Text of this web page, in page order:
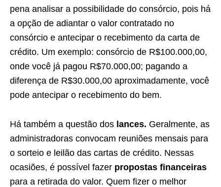
pena analisar a possibilidade do consórcio, pois há
a opção de adiantar o valor contratado no
consórcio e antecipar o recebimento da carta de
crédito. Um exemplo: consórcio de R$100.000,00,
onde você já pagou R$70.000,00; pagando a
diferença de R$30.000,00 aproximadamente, você
pode antecipar o recebimento do bem.
Há também a questão dos lances. Geralmente, as
administradoras convocam reuniões mensais para
o sorteio e leilão das cartas de crédito. Nessas
ocasiões, é possível fazer propostas financeiras
para a retirada do valor. Quem fizer o melhor